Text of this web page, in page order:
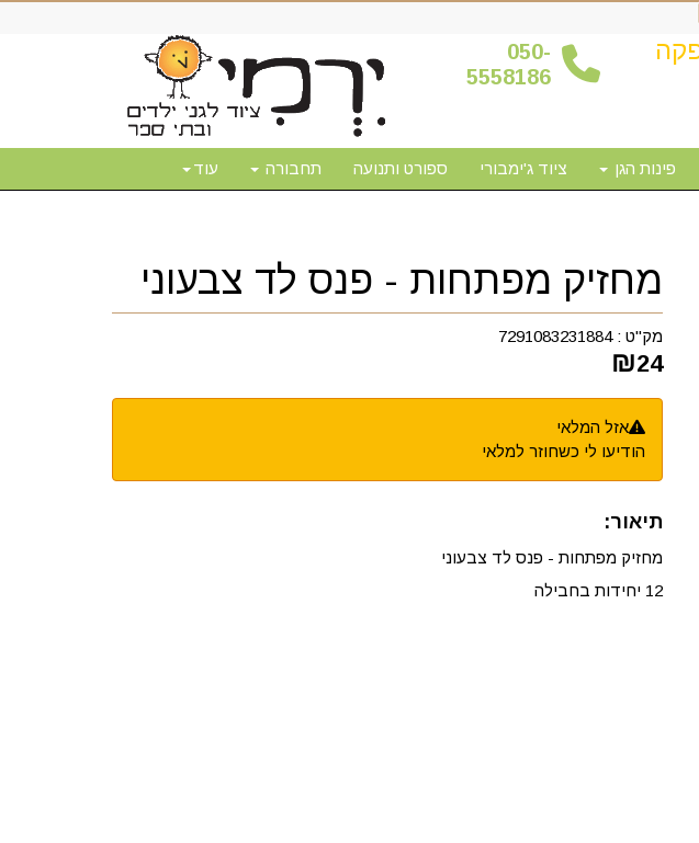
050-
5558186
פינות הגן ציוד ג'ימבורי ספורט ותנועה תחבורה עוד
מחזיק מפתחות - פנס לד צבעוני
מק"ט :7291083231884
₪24
אזל המלאי
הודיעו לי כשחוזר למלאי
תיאור:
מחזיק מפתחות - פנס לד צבעוני
12 יחידות בחבילה